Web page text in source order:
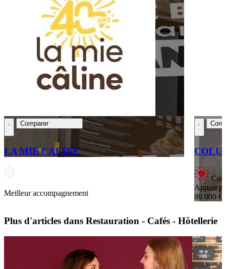
Comparer
LA MIE CALINE
Meilleur accompagnement
Apport
80 000 €
Plus d'articles dans Restauration - Cafés - Hôtellerie